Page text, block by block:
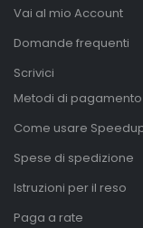
Vai al mio Account
Domande frequenti
Scrivici
Metodi di pagamento
Come usare
Spese di spedizione
Istruzioni per il reso
Paga a rate